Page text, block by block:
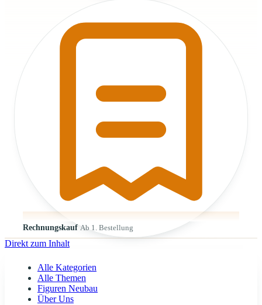
Rechnungskauf Ab 1. Bestellung
Direkt zum Inhalt
Alle Kategorien
Alle Themen
Figuren Neubau
Über Uns